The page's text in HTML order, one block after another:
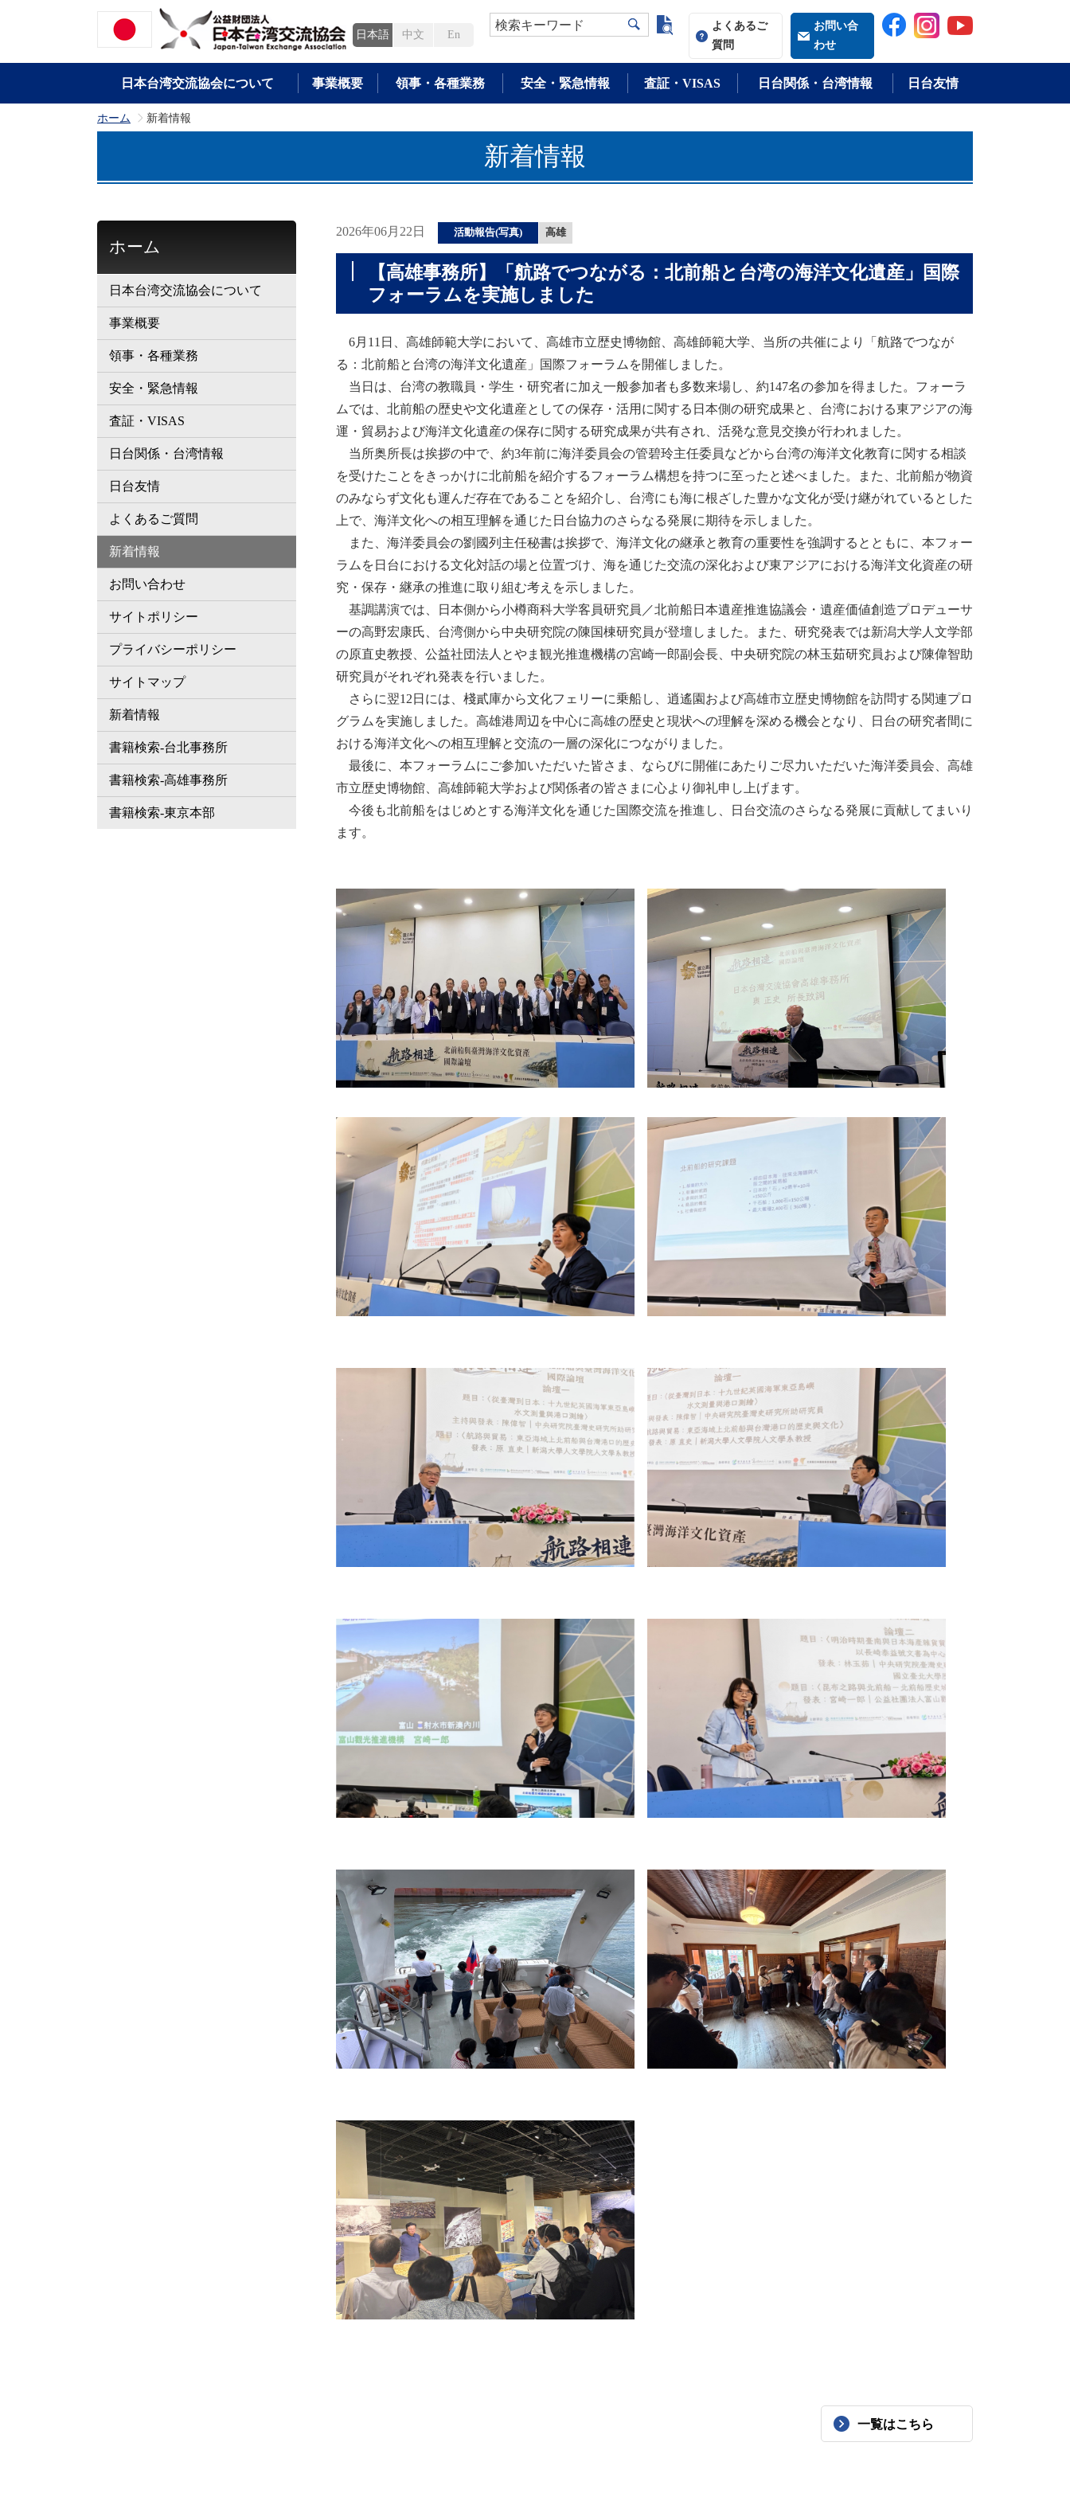
日本語 中文 En
検索キーワード よく検索される語
よくあるご
質問
お問い合
わせ
日本台湾交流協会について 事業概要 領事・各種業務 安全・緊急情報 査証・VISAS 日台関係・台湾情報 日台友情
ホーム >
新着情報
新着情報
2026年06月22日 活動報告(写真) 高雄
【高雄事務所】「航路でつながる：北前船と台湾の海洋文化遺産」国際
フォーラムを実施しました
6月11日、高雄師範大学において、高雄市立歴史博物館、高雄師範大学、当所の共催により「航路でつなが
る：北前船と台湾の海洋文化遺産」国際フォーラムを開催しました。
当日は、台湾の教職員・学生・研究者に加え一般参加者も多数来場し、約147名の参加を得ました。フォーラ
ムでは、北前船の歴史や文化遺産としての保存・活用に関する日本側の研究成果と、台湾における東アジアの海
運・貿易および海洋文化遺産の保存に関する研究成果が共有され、活発な意見交換が行われました。
当所奥所長は挨拶の中で、約3年前に海洋委員会の管碧玲主任委員などから台湾の海洋文化教育に関する相談
を受けたことをきっかけに北前船を紹介するフォーラム構想を持つに至ったと述べました。また、北前船が物資
のみならず文化も運んだ存在であることを紹介し、台湾にも海に根ざした豊かな文化が受け継がれているとした
上で、海洋文化への相互理解を通じた日台協力のさらなる発展に期待を示しました。
また、海洋委員会の劉國列主任秘書は挨拶で、海洋文化の継承と教育の重要性を強調するとともに、本フォー
ラムを日台における文化対話の場と位置づけ、海を通じた交流の深化および東アジアにおける海洋文化資産の研
究・保存・継承の推進に取り組む考えを示しました。
基調講演では、日本側から小樽商科大学客員研究員／北前船日本遺産推進協議会・遺産価値創造プロデューサ
ーの高野宏康氏、台湾側から中央研究院の陳国棟研究員が登壇しました。また、研究発表では新潟大学人文学部
の原直史教授、公益社団法人とやま観光推進機構の宮崎一郎副会長、中央研究院の林玉茹研究員および陳偉智助
研究員がそれぞれ発表を行いました。
さらに翌12日には、棧貳庫から文化フェリーに乗船し、逍遙園および高雄市立歴史博物館を訪問する関連プロ
グラムを実施しました。高雄港周辺を中心に高雄の歴史と現状への理解を深める機会となり、日台の研究者間に
おける海洋文化への相互理解と交流の一層の深化につながりました。
最後に、本フォーラムにご参加いただいた皆さま、ならびに開催にあたりご尽力いただいた海洋委員会、高雄
市立歴史博物館、高雄師範大学および関係者の皆さまに心より御礼申し上げます。
今後も北前船をはじめとする海洋文化を通じた国際交流を推進し、日台交流のさらなる発展に貢献してまいり
ます。
一覧はこちら
ホーム
日本台湾交流協会について
事業概要
領事・各種業務
安全・緊急情報
査証・VISAS
日台関係・台湾情報
日台友情
よくあるご質問
新着情報
お問い合わせ
サイトポリシー
プライバシーポリシー
サイトマップ
新着情報
書籍検索-台北事務所
書籍検索-高雄事務所
書籍検索-東京本部